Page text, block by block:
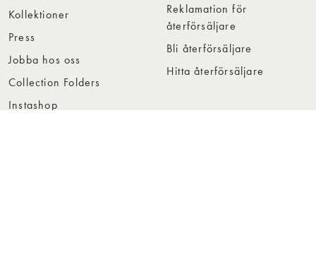
Kollektioner
Press
Jobba hos oss
Collection Folders
Instashop
Reklamation för
återförsäljare
Bli återförsäljare
Hitta återförsäljare